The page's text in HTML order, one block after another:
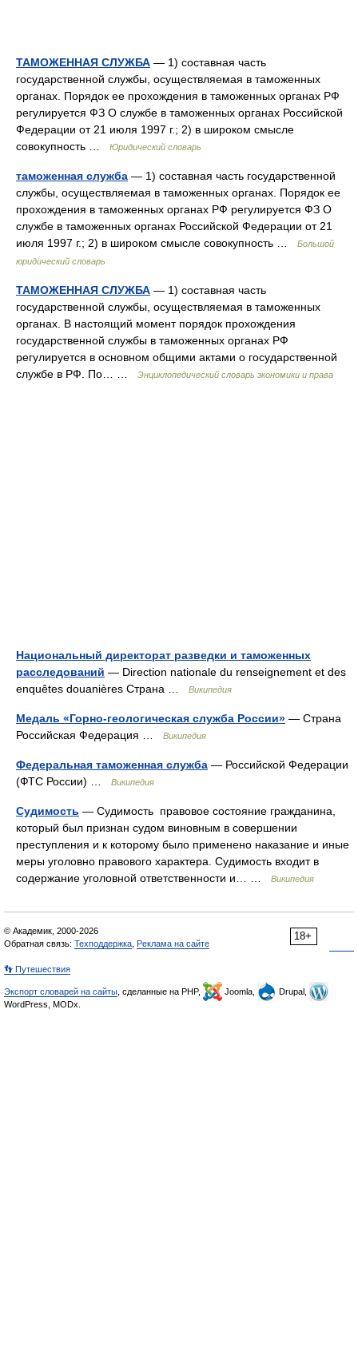
ТАМОЖЕННАЯ СЛУЖБА — 1) составная часть
государственной службы, осуществляемая в таможенных
органах. Порядок ее прохождения в таможенных органах РФ
регулируется ФЗ О службе в таможенных органах Российской
Федерации от 21 июля 1997 г.; 2) в широком смысле
совокупность …
Юридический словарь
таможенная служба — 1) составная часть государственной
службы, осуществляемая в таможенных органах. Порядок ее
прохождения в таможенных органах РФ регулируется ФЗ О
службе в таможенных органах Российской Федерации от 21
июля 1997 г.; 2) в широком смысле совокупность …
Большой
юридический словарь
ТАМОЖЕННАЯ СЛУЖБА — 1) составная часть
государственной службы, осуществляемая в таможенных
органах. В настоящий момент порядок прохождения
государственной службы в таможенных органах РФ
регулируется в основном общими актами о государственной
службе в РФ. По… …
Энциклопедический словарь экономики и права
Национальный директорат разведки и таможенных
расследований — Direction nationale du renseignement et des
enquêtes douanières Страна …
Википедия
Медаль «Горно-геологическая служба России» — Страна
Российская Федерация …
Википедия
Федеральная таможенная служба — Российской Федерации
(ФТС России) …
Википедия
Судимость — Судимость правовое состояние гражданина,
который был признан судом виновным в совершении
преступления и к которому было применено наказание и иные
меры уголовно правового характера. Судимость входит в
содержание уголовной ответственности и… …
Википедия
18+
© Академик, 2000-2026
Обратная связь: Техподдержка Реклама на сайте
👣 Путешествия
Экспорт словарей на сайты , сделанные на PHP, Joomla,
Drupal,
WordPress, MODx.